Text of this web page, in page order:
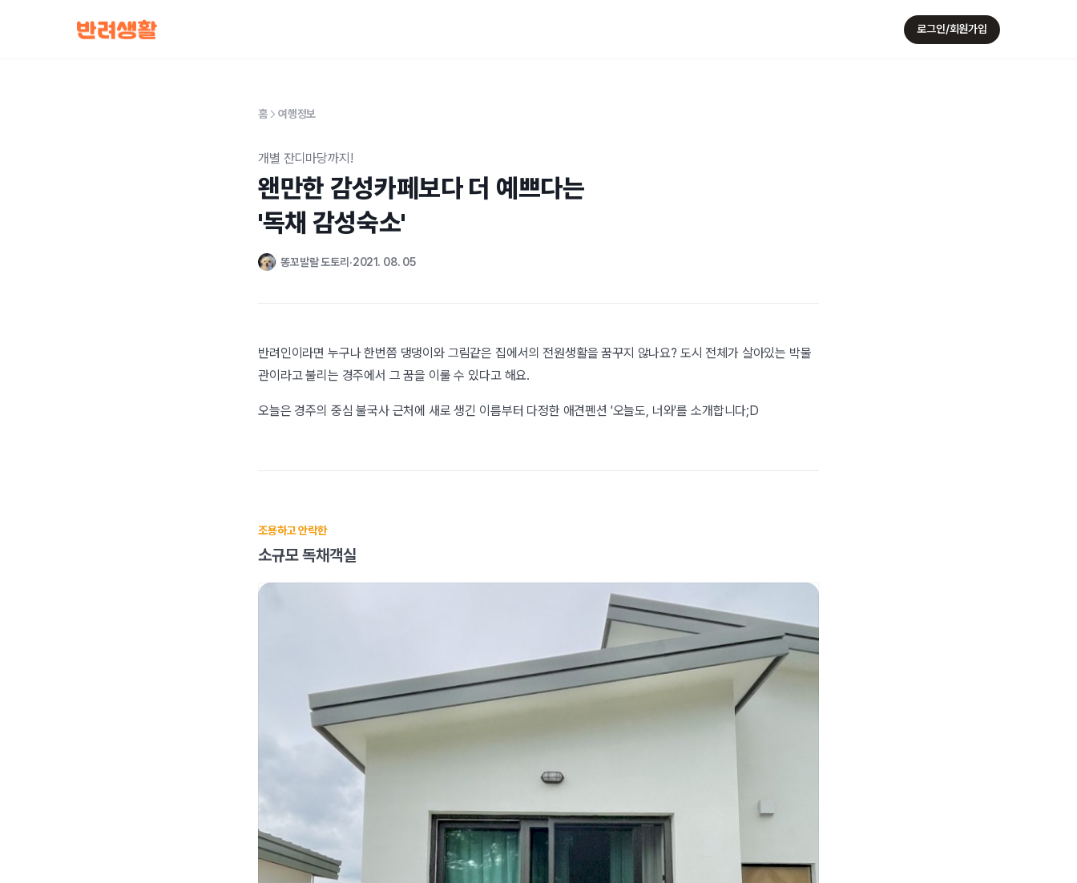
로그인/회원가입
홈 여행정보
개별 잔디마당까지!
왠만한 감성카페보다 더 예쁘다는
'독채 감성숙소'
똥꼬발랄 도토리 2021. 08. 05
반려인이라면 누구나 한번쯤 댕댕이와 그림같은 집에서의 전원생활을 꿈꾸지 않나요? 도시 전체가 살아있는 박물
관이라고 불리는 경주에서 그 꿈을 이룰 수 있다고 해요.
오늘은 경주의 중심 불국사 근처에 새로 생긴 이름부터 다정한 애견펜션 '오늘도, 너와'를 소개합니다;D
조용하고 안락한
소규모 독채객실